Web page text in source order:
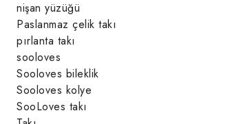
nişan yüzüğü
Paslanmaz çelik takı
pırlanta takı
sooloves
Sooloves bileklik
Sooloves kolye
SooLoves takı